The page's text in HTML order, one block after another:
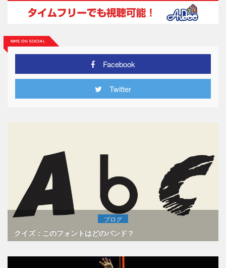
Facebook
Twitter
ブログ
クイズ：このフォントはどのバンド？